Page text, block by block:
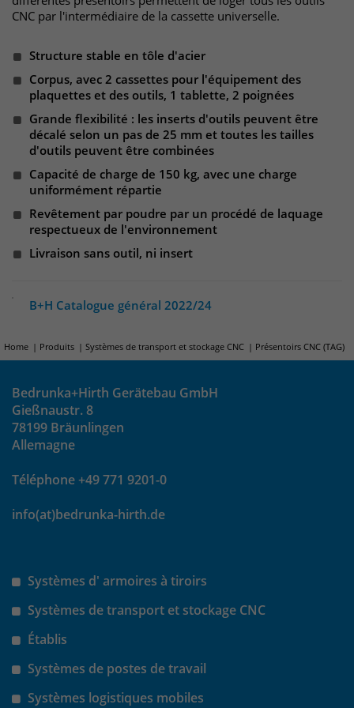
CNC par l'intermédiaire de la cassette universelle.
Structure stable en tôle d'acier
Corpus, avec 2 cassettes pour l'équipement des
plaquettes et des outils, 1 tablette, 2 poignées
Grande flexibilité : les inserts d'outils peuvent être
décalé selon un pas de 25 mm et toutes les tailles
d'outils peuvent être combinées
Capacité de charge de 150 kg, avec une charge
uniformément répartie
Revêtement par poudre par un procédé de laquage
respectueux de l'environnement
Livraison sans outil, ni insert
B+H Catalogue général 2022/24
Home Produits Systèmes de transport et stockage CNC Présentoirs CNC (TAG)
Bedrunka+Hirth Gerätebau GmbH
Gießnaustr. 8
78199 Bräunlingen
Allemagne
Téléphone +49 771 9201-0
info(at)bedrunka-hirth.de
Systèmes d' armoires à tiroirs
Systèmes de transport et stockage CNC
Établis
Systèmes de postes de travail
Systèmes logistiques mobiles
Zweck
Enthält die gewählten Tracking-Optin-
Einstellungen.
Websitebesucher für die Dauer des
Besuchs der Webseite zu identifizieren.
Name _pk_id
Laufzeit 13 Monate
Das Cookie wird von Matomo installiert.
Das Cookie wird verwendet, um
Besucher-, Sitzungs- und
Kampagnendaten zu berechnen und
die Nutzung der Website für den
Informationen anonym und weisen
identifizieren. Die Daten werde lokal
sind damit externen Unternehmen
Zweck
instralliert. Das Cookie wird verwendet,
um Besucher-, Sitzungs- und
Kampagnendaten zu berechnen und
verfolgen. Die Cookies speichern
Informationen anonym und weisen